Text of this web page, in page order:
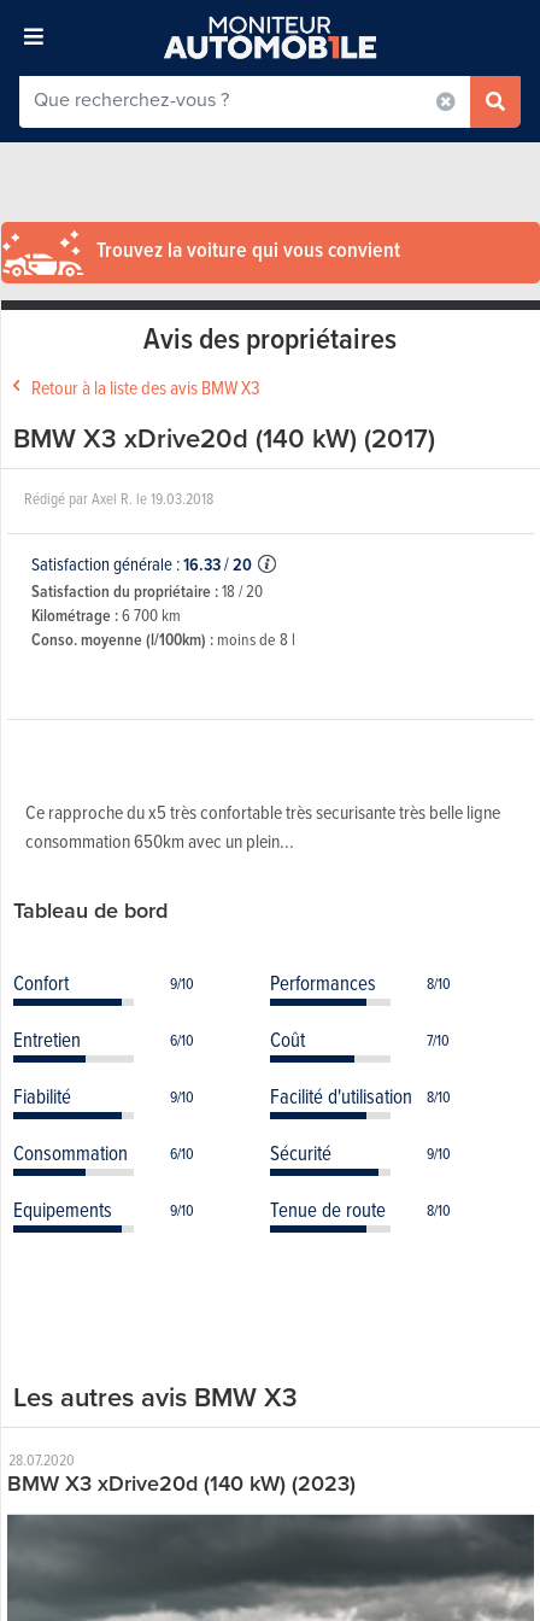
Trouvez la voiture qui vous convient
Avis des propriétaires
Retour à la liste des avis BMW X3
BMW X3 xDrive20d (140 kW) (2017)
Rédigé parAxel R. le19.03.2018
Satisfaction générale :16.33/20
Satisfaction du propriétaire :18 / 20
Kilométrage :6 700 km
Conso. moyenne (l/100km) :moins de 8 l
Ce rapproche du x5 très confortable très securisante très belle ligne
consommation 650km avec un plein...
Tableau de bord
Confort 9/10 Performances 8/10
Entretien 6/10 Coût 7/10
Fiabilité 9/10 Facilité d'utilisation 8/10
Consommation 6/10 Sécurité 9/10
Equipements 9/10 Tenue de route 8/10
Les autres avis BMW X3
28.07.2020
BMW X3 xDrive20d (140 kW) (2023)